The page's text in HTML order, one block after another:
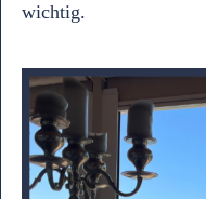
wichtig.